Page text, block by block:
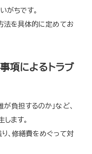
がちです。
法を具体的に定めてお
項によるトラブ
が負担するのか」など、
ます。
、修繕費をめぐって対